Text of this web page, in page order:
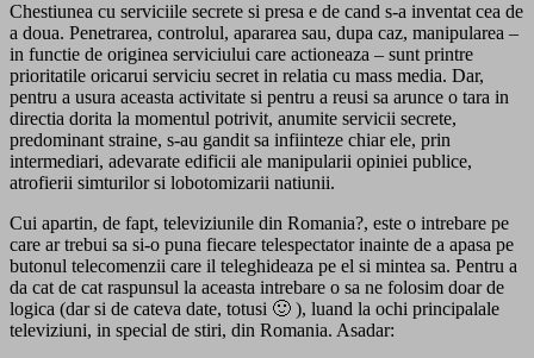
Chestiunea cu serviciile secrete si presa e de cand s-a inventat cea de
a doua. Penetrarea, controlul, apararea sau, dupa caz, manipularea –
in functie de originea serviciului care actioneaza – sunt printre
prioritatile oricarui serviciu secret in relatia cu mass media. Dar,
pentru a usura aceasta activitate si pentru a reusi sa arunce o tara in
directia dorita la momentul potrivit, anumite servicii secrete,
predominant straine, s-au gandit sa infiinteze chiar ele, prin
intermediari, adevarate edificii ale manipularii opiniei publice,
atrofierii simturilor si lobotomizarii natiunii.
Cui apartin, de fapt, televiziunile din Romania?, este o intrebare pe
care ar trebui sa si-o puna fiecare telespectator inainte de a apasa pe
butonul telecomenzii care il teleghideaza pe el si mintea sa. Pentru a
da cat de cat raspunsul la aceasta intrebare o sa ne folosim doar de
logica (dar si de cateva date, totusi 🙂 ), luand la ochi principalale
televiziuni, in special de stiri, din Romania. Asadar: